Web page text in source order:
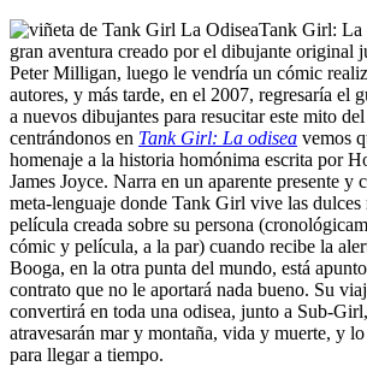
Tank Girl: La
gran aventura creado por el dibujante original
Peter Milligan, luego le vendría un cómic
autores, y más tarde, en el 2007, regresaría el
a nuevos dibujantes para resucitar este mito
centrándonos en Tank Girl: La odisea vemos
homenaje a la historia homónima escrita por
James Joyce. Narra en un aparente presente y
meta-lenguaje donde Tank Girl vive las dulces
película creada sobre su persona
cómic y película, a la par) cuando recibe la
Booga, en la otra punta del mundo, está
contrato que no le aportará nada bueno. Su
convertirá en toda una odisea, junto a Sub-
atravesarán mar y montaña, vida y muerte, y lo
para llegar a tiempo.